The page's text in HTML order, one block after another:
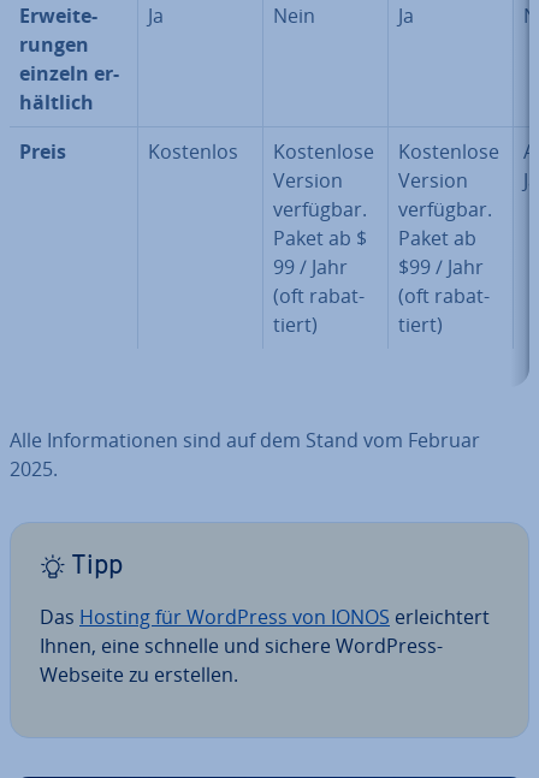
Er­wei­te­
run­gen
einzeln er­
hält­lich
Ja Nein Ja
Preis Kostenlos
Kos­ten­lo­se
Version
verfügbar.
Paket ab $
99 / Jahr
(oft ra­bat­
tiert)
Kos­ten­lo­se
Version
verfügbar.
Paket ab
$99 / Jahr
(oft ra­bat­
tiert)
Alle In­for­ma­tio­nen sind auf dem Stand vom Februar
2025.
Tipp
Das Hosting für WordPress von IONOS er­leich­tert
Ihnen, eine schnelle und sichere WordPress-
Webseite zu erstellen.